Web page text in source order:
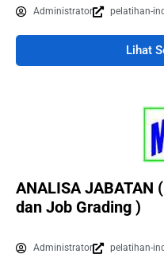
Administrator pelatihan-
Lihat
ANALISA JABATAN
dan Job Grading )
Administrator pelatihan-